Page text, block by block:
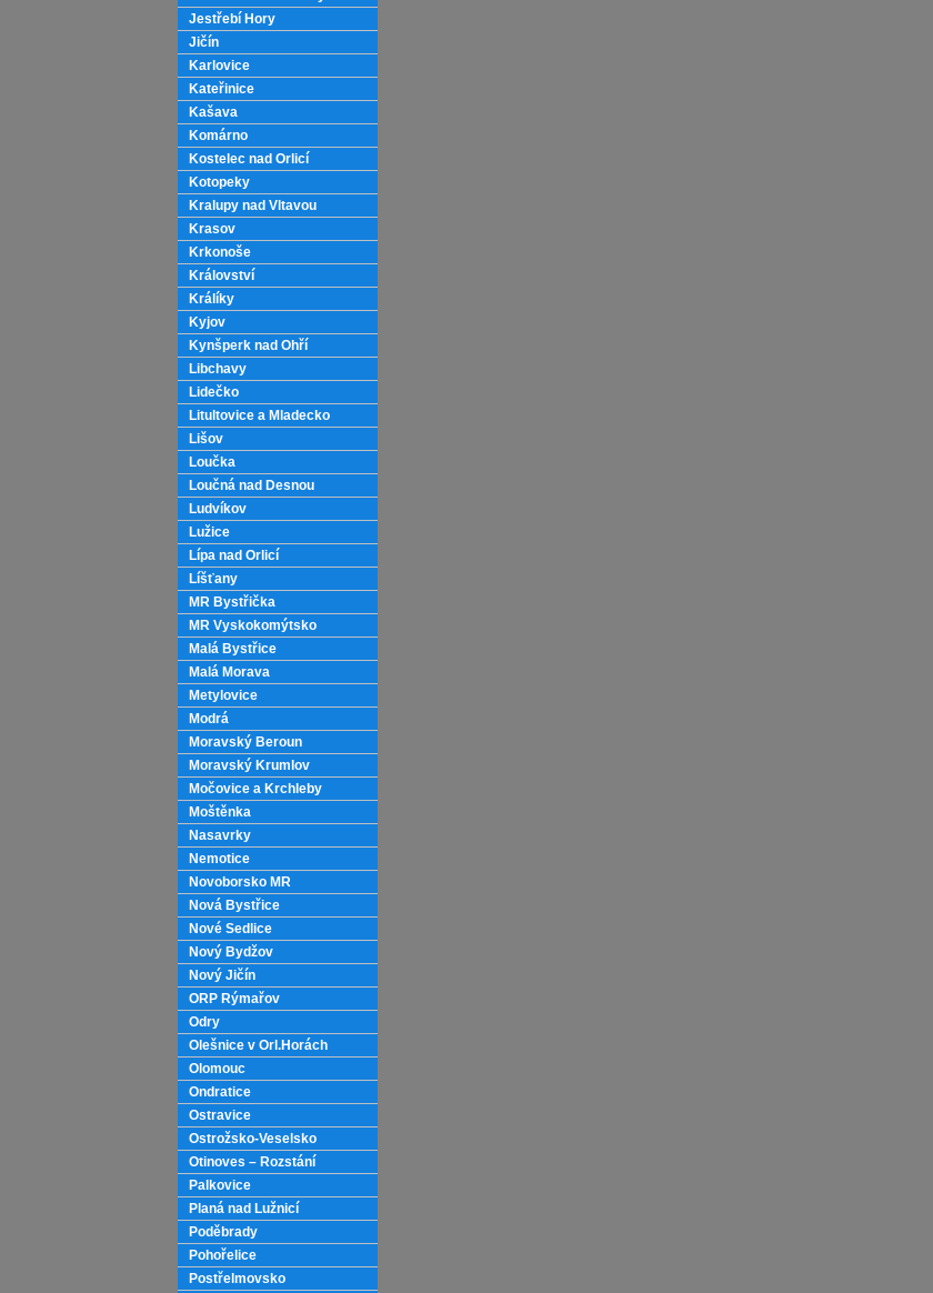
Jestřebí Hory
Jičín
Karlovice
Kateřinice
Kašava
Komárno
Kostelec nad Orlicí
Kotopeky
Kralupy nad Vltavou
Krasov
Krkonoše
Království
Králíky
Kyjov
Kynšperk nad Ohří
Libchavy
Lidečko
Litultovice a Mladecko
Lišov
Loučka
Loučná nad Desnou
Ludvíkov
Lužice
Lípa nad Orlicí
Líšťany
MR Bystřička
MR Vyskokomýtsko
Malá Bystřice
Malá Morava
Metylovice
Modrá
Moravský Beroun
Moravský Krumlov
Močovice a Krchleby
Moštěnka
Nasavrky
Nemotice
Novoborsko MR
Nová Bystřice
Nové Sedlice
Nový Bydžov
Nový Jičín
ORP Rýmařov
Odry
Olešnice v Orl.Horách
Olomouc
Ondratice
Ostravice
Ostrožsko-Veselsko
Otinoves – Rozstání
Palkovice
Planá nad Lužnicí
Poděbrady
Pohořelice
Postřelmovsko